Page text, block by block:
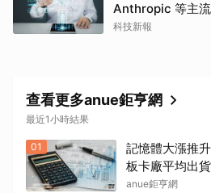
Anthropic 等主流
點
科技新報
查看更多anue鉅亨網
最近1小時結果
01
記憶體大漲推
板卡廠平均出
anue鉅亨網